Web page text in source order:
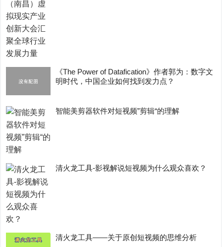
《The Power of Datafication》作者郭为：数字文
明时代，中国企业如何找到发力点？
智能美剪器软件对短视频”剪辑“的理解
清火龙工具-影视解说短视频为什么观众喜欢？
清火龙工具——关于原创短视频的思维分析